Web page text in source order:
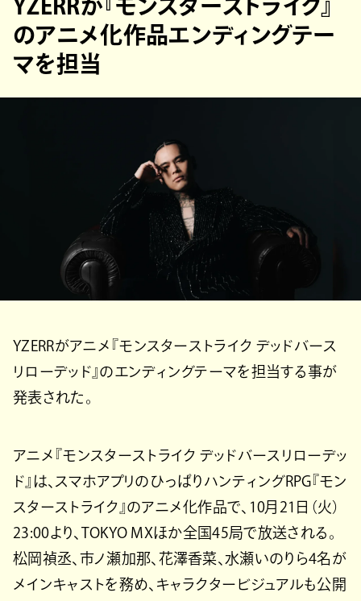
YZERRが『モンスターストライク』
のアニメ化作品エンディングテー
マを担当
YZERRがアニメ『モンスターストライク デッドバース
リローデッド』のエンディングテーマを担当する事が
発表された。
アニメ『モンスターストライク デッドバースリローデッ
ド』は、スマホアプリのひっぱりハンティングRPG『モン
スターストライク』のアニメ化作品で、10月21日（火）
23:00より、TOKYO MXほか全国45局で放送される。
松岡禎丞、市ノ瀬加那、花澤香菜、水瀬いのりら4名が
メインキャストを務め、キャラクタービジュアルも公開